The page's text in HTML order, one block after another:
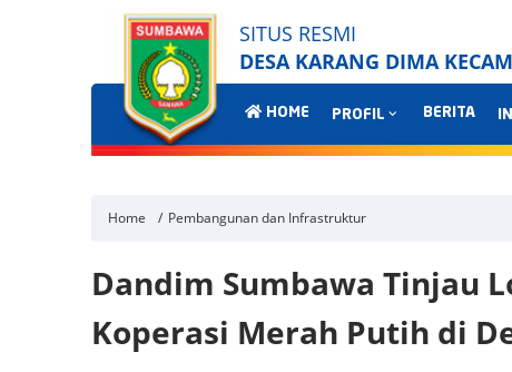
SITUS RESMI
DESA KARANG DIMA
HOME PROFIL BERITA
Home Pembangunan dan Infrastruktur
Dandim Sumbawa Tinjau
Koperasi Merah Putih di